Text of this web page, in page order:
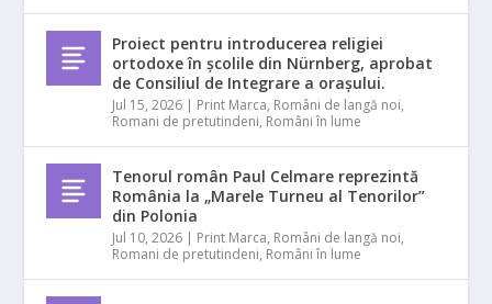
Proiect pentru introducerea religiei
ortodoxe în școlile din Nürnberg, aprobat
de Consiliul de Integrare a orașului.
Jul 15, 2026 | Print Marca, Români de langă noi,
Romani de pretutindeni, Români în lume
Tenorul român Paul Celmare reprezintă
România la „Marele Turneu al Tenorilor”
din Polonia
Jul 10, 2026 | Print Marca, Români de langă noi,
Romani de pretutindeni, Români în lume